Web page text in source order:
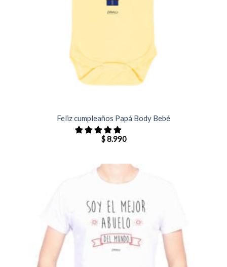
Feliz cumpleaños Papá Body Bebé
$8.990